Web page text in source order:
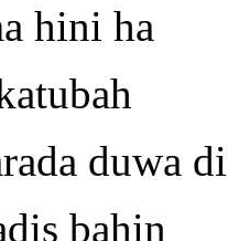
hini ha
duwa di
bahin